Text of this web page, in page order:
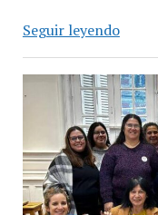
Seguir leyendoSan
sumó
50
a
su